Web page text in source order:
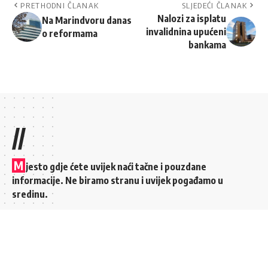
PRETHODNI ČLANAK
Na Marindvoru danas
o reformama
SLJEDEĆI ČLANAK
Nalozi za isplatu
invalidnina upućeni
bankama
//
M jesto gdje ćete uvijek naći tačne i pouzdane
informacije. Ne biramo stranu i uvijek pogađamo u
sredinu.